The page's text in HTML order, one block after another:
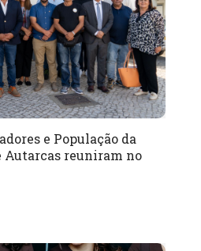
e População da
Autarcas reuniram no